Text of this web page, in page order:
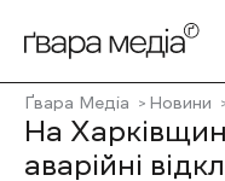
Ґвара Медіа Новини
На
аварійні